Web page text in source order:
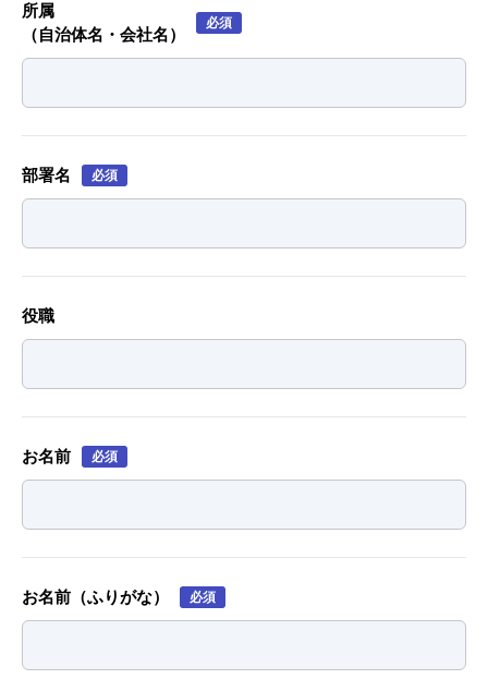
所属
（自治体名・会社名）
必須
部署名 必須
役職
お名前 必須
お名前（ふりがな） 必須